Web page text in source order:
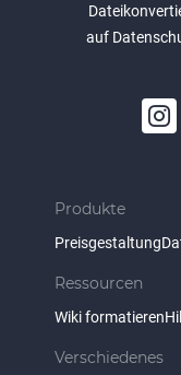
auf
Produkte
Preisgestaltung
Ressourcen
Wiki formatieren
Verschiedenes